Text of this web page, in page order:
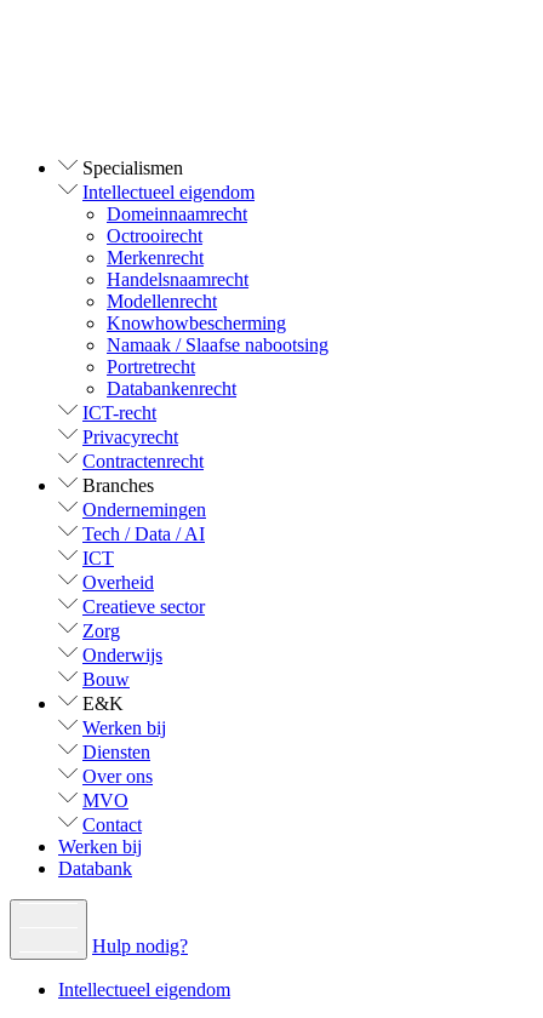
Specialismen
Intellectueel eigendom
Domeinnaamrecht
Octrooirecht
Merkenrecht
Handelsnaamrecht
Modellenrecht
Knowhowbescherming
Namaak / Slaafse nabootsing
Portretrecht
Databankenrecht
ICT-recht
Privacyrecht
Contractenrecht
Branches
Ondernemingen
Tech / Data / AI
ICT
Overheid
Creatieve sector
Zorg
Onderwijs
Bouw
E&K
Werken bij
Diensten
Over ons
MVO
Contact
Werken bij
Databank
Hulp nodig?
Intellectueel eigendom